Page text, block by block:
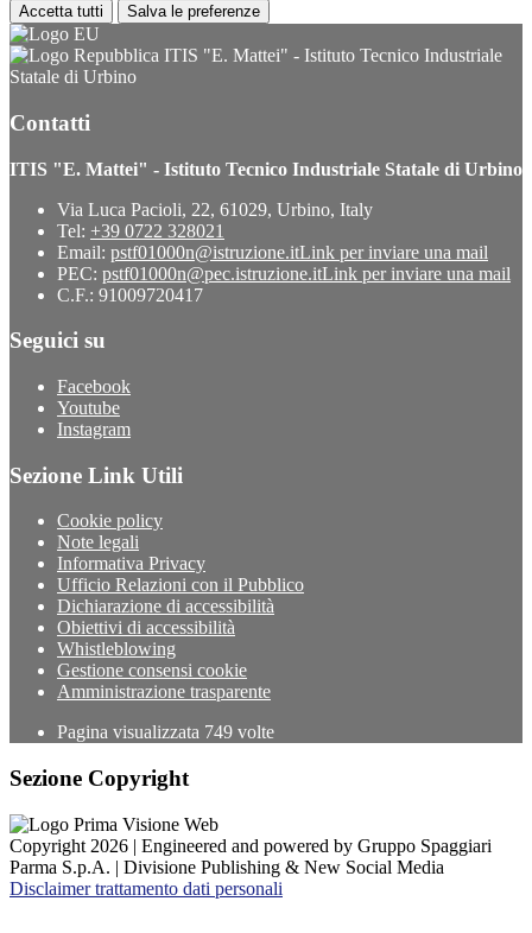
Accetta tutti Salva le preferenze
ITIS "E. Mattei" - Istituto Tecnico Industriale
Statale di Urbino
Contatti
ITIS "E. Mattei" - Istituto Tecnico Industriale Statale di Urbino
Via Luca Pacioli, 22, 61029, Urbino, Italy
Tel: +39 0722 328021
Email: pstf01000n@istruzione.itLink per inviare una mail
PEC: pstf01000n@pec.istruzione.itLink per inviare una mail
C.F.: 91009720417
Seguici su
Facebook
Youtube
Instagram
Sezione Link Utili
Cookie policy
Note legali
Informativa Privacy
Ufficio Relazioni con il Pubblico
Dichiarazione di accessibilità
Obiettivi di accessibilità
Whistleblowing
Gestione consensi cookie
Amministrazione trasparente
Pagina visualizzata 749 volte
Sezione Copyright
Copyright 2026 | Engineered and powered by Gruppo Spaggiari
Parma S.p.A. | Divisione Publishing & New Social Media
Disclaimer trattamento dati personali